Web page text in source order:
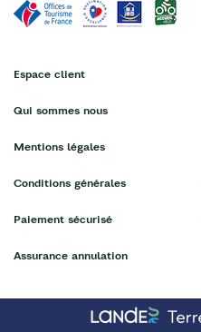
Espace client
Qui sommes nous
Mentions légales
Conditions générales
Paiement sécurisé
Assurance annulation